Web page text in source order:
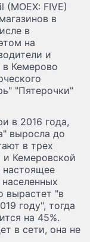
FIVE)
в
в
на
и
в Кемерово
"Пятерочки"
в 2016 года,
выросла до
в трех
Кемеровской
настоящее
вырастет "в
году", тогда
на 45%.
в сети, она не